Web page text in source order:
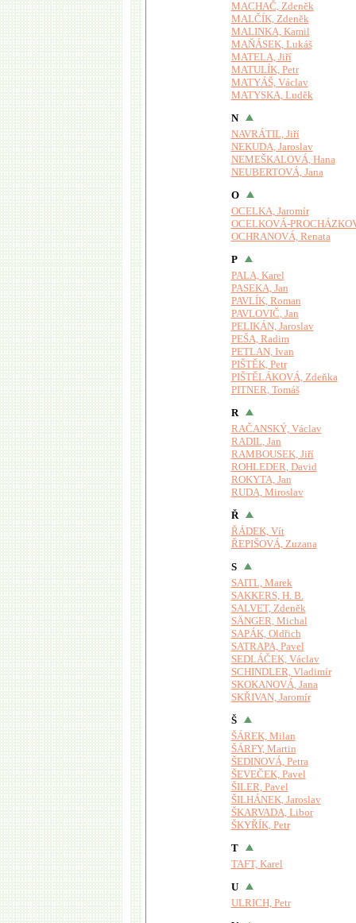
MACHAČ, Zdeněk
MALČÍK, Zdeněk
MALINKA, Kamil
MAŇÁSEK, Lukáš
MATELA, Jiří
MATULÍK, Petr
MATYÁŠ, Václav
MATYSKA, Luděk
N
NAVRÁTIL, Jiří
NEKUDA, Jaroslav
NEMEŠKALOVÁ, Hana
NEUBERTOVÁ, Jana
O
OCELKA, Jaromír
OCELKOVÁ-
OCHRANOVÁ, Renata
P
PALA, Karel
PASEKA, Jan
PAVLÍK, Roman
PAVLOVIČ, Jan
PELIKÁN, Jaroslav
PEŠA, Radim
PETLAN, Ivan
PIŠTĚK, Petr
PIŠTĚLÁKOVÁ, Zdeňka
PITNER, Tomáš
R
RAČANSKÝ, Václav
RADIL, Jan
RAMBOUSEK, Jiří
ROHLEDER, David
ROKYTA, Jan
RUDA, Miroslav
Ř
ŘÁDEK, Vít
ŘEPIŠOVÁ, Zuzana
S
SAITL, Marek
SAKKERS, H. B.
SALVET, Zdeněk
SÄNGER, Michal
SAPÁK, Oldřich
SATRAPA, Pavel
SEDLÁČEK, Václav
SCHINDLER, Vladimír
SKOKANOVÁ, Jana
SKŘIVAN, Jaromír
Š
ŠÁREK, Milan
ŠÁRFY, Martin
ŠEDINOVÁ, Petra
ŠEVEČEK, Pavel
ŠILER, Pavel
ŠILHÁNEK, Jaroslav
ŠKARVADA, Libor
ŠKYŘÍK, Petr
T
TAFT, Karel
U
ULRICH, Petr